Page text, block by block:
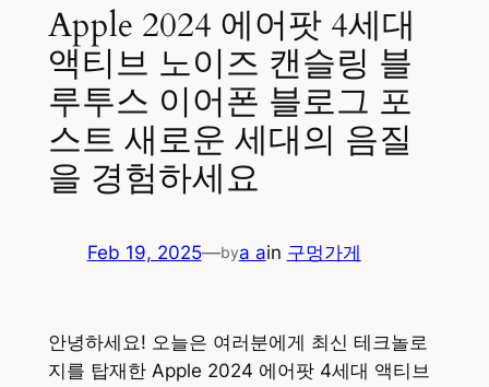
Apple 2024 에어팟 4세대
액티브 노이즈 캔슬링 블
루투스 이어폰 블로그 포
스트 새로운 세대의 음질
을 경험하세요
Feb 19, 2025—bya ain 구멍가게
안녕하세요! 오늘은 여러분에게 최신 테크놀로
지를 탑재한 Apple 2024 에어팟 4세대 액티브